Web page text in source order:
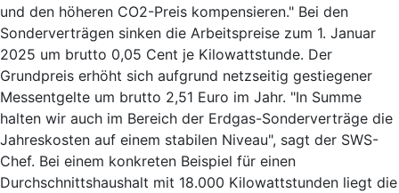
und den höheren CO2-Preis kompensieren." Bei den
Sonderverträgen sinken die Arbeitspreise zum 1. Januar
2025 um brutto 0,05 Cent je Kilowattstunde. Der
Grundpreis erhöht sich aufgrund netzseitig gestiegener
Messentgelte um brutto 2,51 Euro im Jahr. "In Summe
halten wir auch im Bereich der Erdgas-Sonderverträge die
Jahreskosten auf einem stabilen Niveau", sagt der SWS-
Chef. Bei einem konkreten Beispiel für einen
Durchschnittshaushalt mit 18.000 Kilowattstunden liegt die